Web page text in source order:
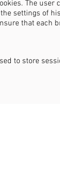
The user
settings of
that each
to store